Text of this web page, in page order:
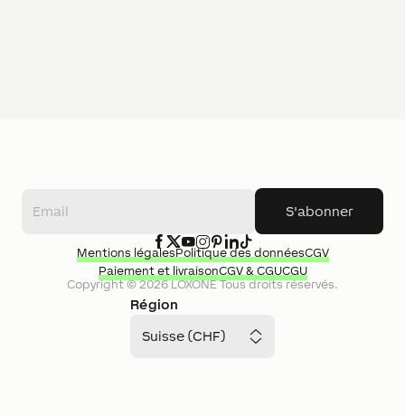
S'abonner
Région
Suisse (CHF)
Copyright ©2026LOXONETous droits réservés.
Mentions légalesPolitique des donnéesCGV
Paiement et livraisonCGV & CGUCGU